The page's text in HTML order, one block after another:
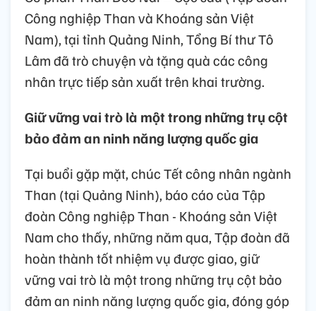
Công nghiệp Than và Khoáng sản Việt
Nam), tại tỉnh Quảng Ninh, Tổng Bí thư Tô
Lâm đã trò chuyện và tặng quà các công
nhân trực tiếp sản xuất trên khai trường.
Giữ vững vai trò là một trong những trụ cột
bảo đảm an ninh năng lượng quốc gia
Tại buổi gặp mặt, chúc Tết công nhân ngành
Than (tại Quảng Ninh), báo cáo của Tập
đoàn Công nghiệp Than - Khoáng sản Việt
Nam cho thấy, những năm qua, Tập đoàn đã
hoàn thành tốt nhiệm vụ được giao, giữ
vững vai trò là một trong những trụ cột bảo
đảm an ninh năng lượng quốc gia, đóng góp